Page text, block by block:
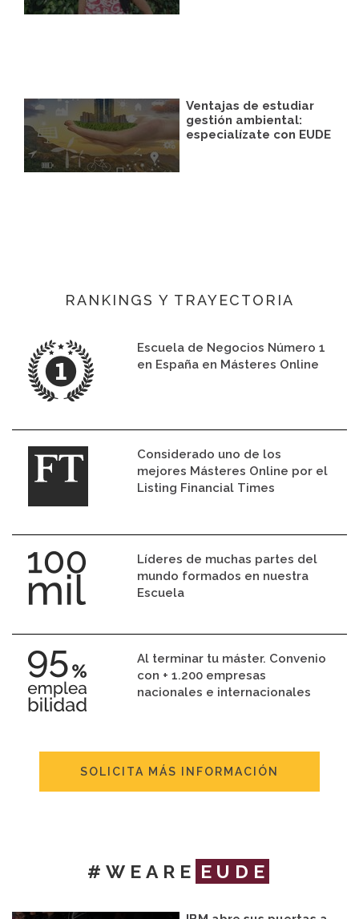
Ventajas de estudiar
gestión ambiental:
especialízate con EUDE
RANKINGS Y TRAYECTORIA
Escuela de Negocios Número 1
en España en Másteres Online
Considerado uno de los
mejores Másteres Online por el
Listing Financial Times
Líderes de muchas partes del
mundo formados en nuestra
Escuela
Al terminar tu máster. Convenio
con + 1.200 empresas
nacionales e internacionales
SOLICITA MÁS INFORMACIÓN
#WEARE EUDE